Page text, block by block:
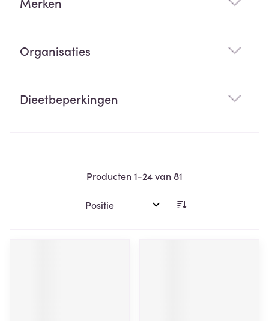
Organisaties
Dieetbeperkingen
Producten1-24van81
Sorteer op: